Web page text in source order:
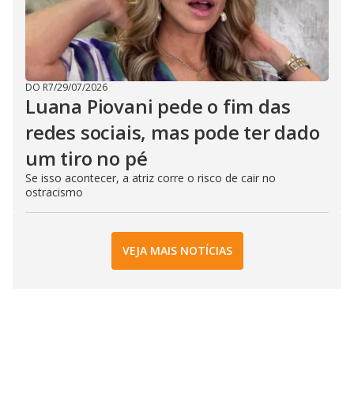
DO R7/29/07/2026
Luana Piovani pede o fim das
redes sociais, mas pode ter dado
um tiro no pé
Se isso acontecer, a atriz corre o risco de cair no
ostracismo
VEJA MAIS NOTÍCIAS